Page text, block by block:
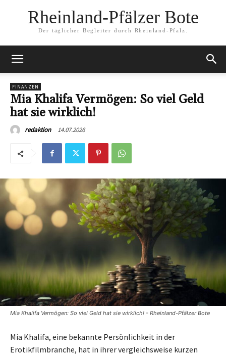
Rheinland-Pfälzer Bote
Der täglicher Begleiter durch Rheinland-Pfalz.
FINANZEN
Mia Khalifa Vermögen: So viel Geld
hat sie wirklich!
redaktion 14.07.2026
Mia Khalifa Vermögen: So viel Geld hat sie wirklich! - Rheinland-Pfälzer Bote
Mia Khalifa, eine bekannte Persönlichkeit in der
Erotikfilmbranche, hat in ihrer vergleichsweise kurzen